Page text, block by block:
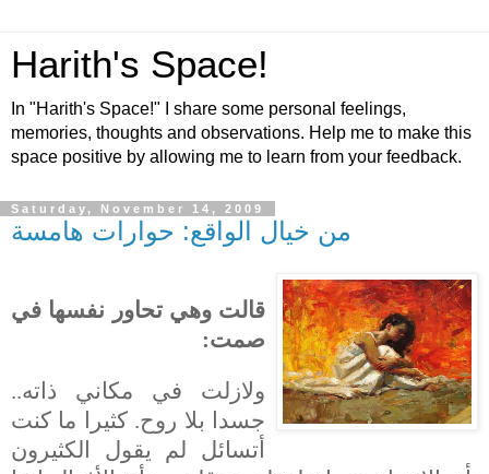
Harith's Space!
In "Harith's Space!" I share some personal feelings,
memories, thoughts and observations. Help me to make this
space positive by allowing me to learn from your feedback.
Saturday, November 14, 2009
من خيال الواقع: حوارات هامسة
قالت وهي تحاور نفسها في
صمت:
ولازلت في مكاني ذاته..
جسدا بلا روح. كثيرا ما كنت
أتسائل لم يقول الكثيرون